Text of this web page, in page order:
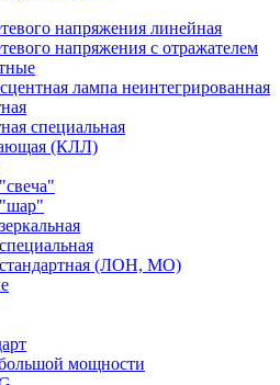
напряжения линейная
напряжения с отражателем
лампа неинтегрированная
специальная
(КЛЛ)
(ЛОН, МО)
мощности